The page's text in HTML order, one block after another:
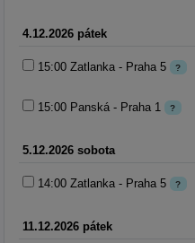
4.12.2026 pátek
15:00 Zatlanka - Praha 5 ?
15:00 Panská - Praha 1 ?
5.12.2026 sobota
14:00 Zatlanka - Praha 5 ?
11.12.2026 pátek